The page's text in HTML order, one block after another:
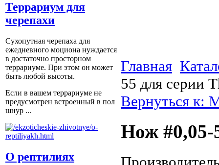
Террариум для
черепахи
Сухопутная черепаха для
ежедневного моциона нуждается
в достаточно просторном
террариуме. При этом он может
быть любой высоты.
Если в вашем террариуме не
предусмотрен встроенный в пол
шнур ...
О рептилиях
Главная
55 для серии
Вернуться к:
Нож #0,05-